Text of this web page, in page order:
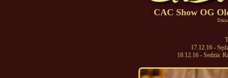
CAC Show OG
17.12.16 -
18.12.16 - Sedzia: